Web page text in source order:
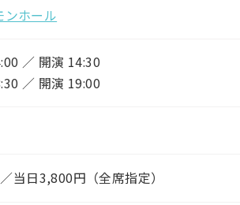
ンホール
／ 開演 14:30
／ 開演 19:00
当日3,800円（全席指定）